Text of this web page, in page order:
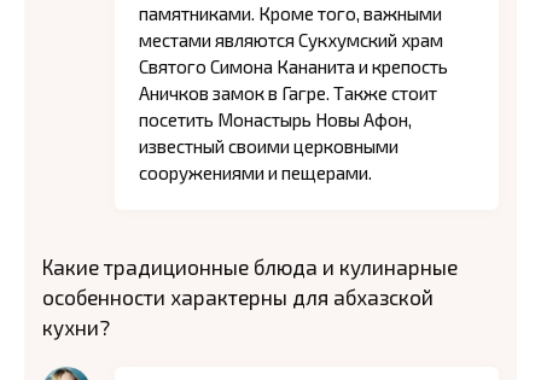
памятниками. Кроме того, важными
местами являются Сукхумский храм
Святого Симона Кананита и крепость
Аничков замок в Гагре. Также стоит
посетить Монастырь Новы Афон,
известный своими церковными
сооружениями и пещерами.
Какие традиционные блюда и кулинарные
особенности характерны для абхазской
кухни?